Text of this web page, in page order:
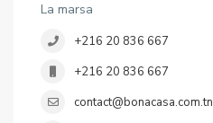
La marsa
+216 20 836 667
+216 20 836 667
contact@bonacasa.com.tn